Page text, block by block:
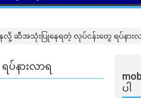
လို့ ဆီအသုံးပြုနေရတဲ့ လုပ်ငန်းတွေ ရပ်နား
နားလာရ
ပါ